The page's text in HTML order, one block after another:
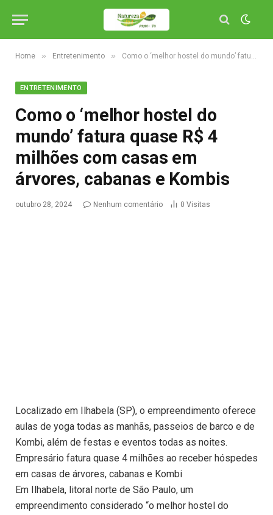
Home » Entretenimento » Como o ‘melhor hostel do mundo’ fatura quase R$ 4 milhões com casas em árvores, cabanas e Kombis
ENTRETENIMENTO
Como o ‘melhor hostel do
mundo’ fatura quase R$ 4
milhões com casas em
árvores, cabanas e Kombis
outubro 28, 2024 Nenhum comentário 0 Visitas
Localizado em Ilhabela (SP), o empreendimento oferece
aulas de yoga todas as manhãs, passeios de barco e de
Kombi, além de festas e eventos todas as noites.
Empresário fatura quase 4 milhões ao receber hóspedes
em casas de árvores, cabanas e Kombi
Em Ilhabela, litoral norte de São Paulo, um
empreendimento considerado “o melhor hostel do